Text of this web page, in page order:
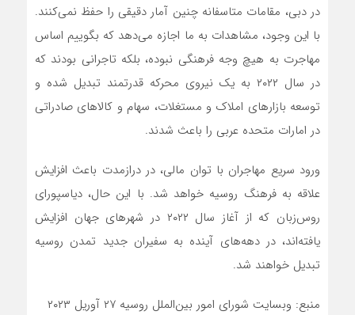
در دبی، مقامات متاسفانه چنین آمار دقیقی را حفظ نمی‌کنند.
با این وجود، مشاهدات به ما اجازه می‌دهد که بگوییم اساس
مهاجرت به هیچ وجه فرهنگی نبوده، بلکه تاجرانی بودند که
در سال ۲۰۲۲ به یک نیروی محرکه قدرتمند تبدیل شده و
توسعه بازارهای املاک و مستغلات، سهام و کالاهای صادراتی
در امارات متحده عربی را باعث شدند.
ورود سریع مهاجران با توان مالی، در درازمدت باعث افزایش
علاقه به فرهنگ روسیه خواهد شد. با این حال، دیاسپورای
روس‌زبان که از آغاز سال ۲۰۲۲ در شهرهای جهان افزایش
یافته‌اند، در دهه‌های آینده به سفیران جدید تمدن روسیه
تبدیل خواهند شد.
منبع: وبسایت شورای امور بین‌الملل روسیه ۲۷ آوریل ۲۰۲۳